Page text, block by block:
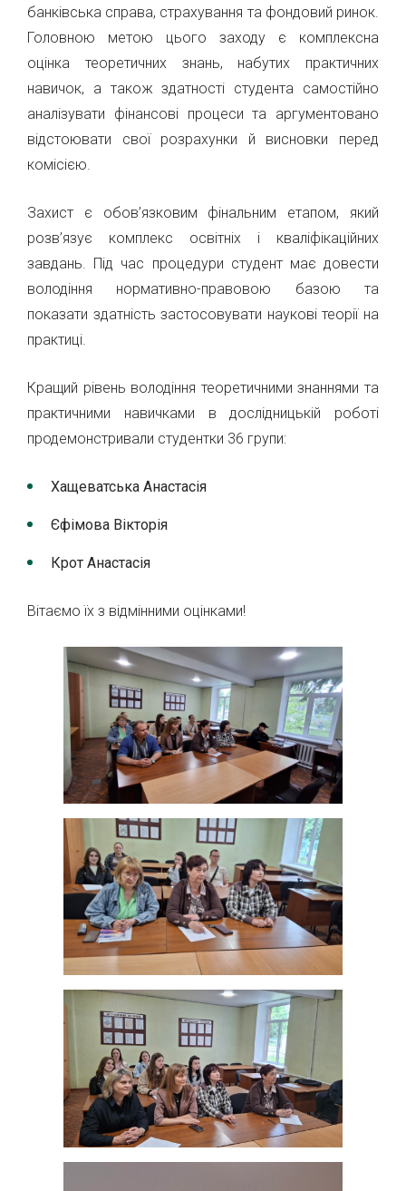
банківська справа, страхування та фондовий ринок.
Головною метою цього заходу є комплексна
оцінка теоретичних знань, набутих практичних
навичок, а також здатності студента самостійно
аналізувати фінансові процеси та аргументовано
відстоювати свої розрахунки й висновки перед
комісією.
Захист є обов’язковим фінальним етапом, який
розв’язує комплекс освітніх і кваліфікаційних
завдань. Під час процедури студент має довести
володіння нормативно-правовою базою та
показати здатність застосовувати наукові теорії на
практиці.
Кращий рівень володіння теоретичними знаннями та
практичними навичками в дослідницькій роботі
продемонстривали студентки 36 групи:
Хащеватська Анастасія
Єфімова Вікторія
Крот Анастасія
Вітаємо їх з відмінними оцінками!